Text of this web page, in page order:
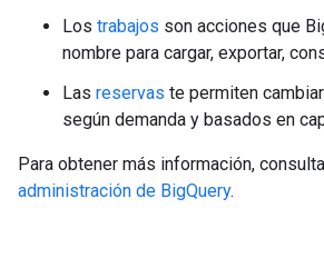
Los trabajos son acciones que
nombre para cargar, exportar,
Las reservas te permiten
según demanda y basados en
Para obtener más información, consulta
administración de BigQuery.